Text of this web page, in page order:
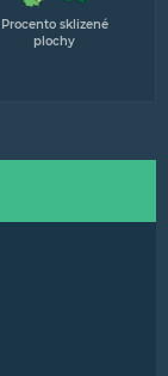
Procento sklizené
plochy